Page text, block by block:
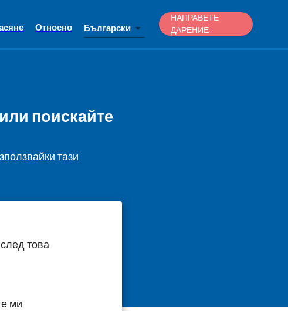
Относно Български
НАПРАВЕТЕ
ДАРЕНИЕ
поискайте
тази
това
ми